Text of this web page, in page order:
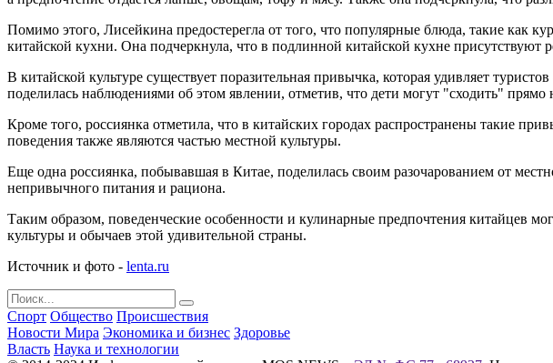
Помимо этого, Лисейкина предостерегла от того, что популярные блюда, такие как
китайской кухни. Она подчеркнула, что в подлинной китайской кухне
В китайской культуре существует поразительная привычка, которая удивляет
поделилась наблюдениями об этом явлении, отметив, что дети могут "сходить"
Кроме того, россиянка отметила, что в китайских городах распространены такие
поведения также являются частью местной культуры.
Еще одна россиянка, побывавшая в Китае, поделилась своим разочарованием от
непривычного питания и рациона.
Таким образом, поведенческие особенности и кулинарные предпочтения китайцев
культуры и обычаев этой удивительной страны.
Источник и фото - lenta.ru
Спорт Общество Происшествия
Новости Мира Экономика и бизнес Здоровье
Власть Наука и технологии